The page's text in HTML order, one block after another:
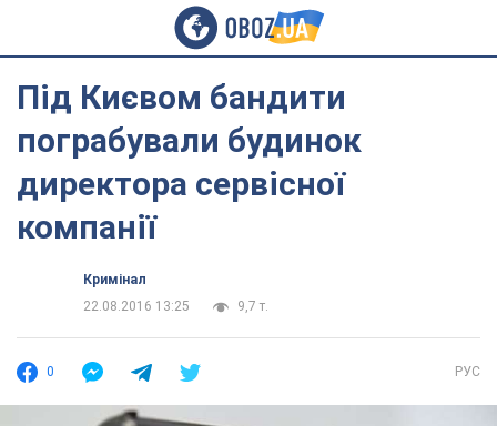
Під Києвом бандити
пограбували будинок
директора сервісної
компанії
Кримінал
22.08.2016 13:25
9,7 т.
0 РУС